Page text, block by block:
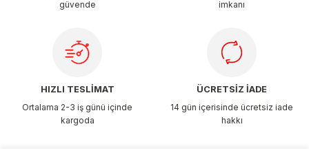
güvende
imkanı
HIZLI TESLİMAT
Ortalama 2-3 iş günü içinde
kargoda
ÜCRETSİZ İADE
14 gün içerisinde ücretsiz iade
hakkı